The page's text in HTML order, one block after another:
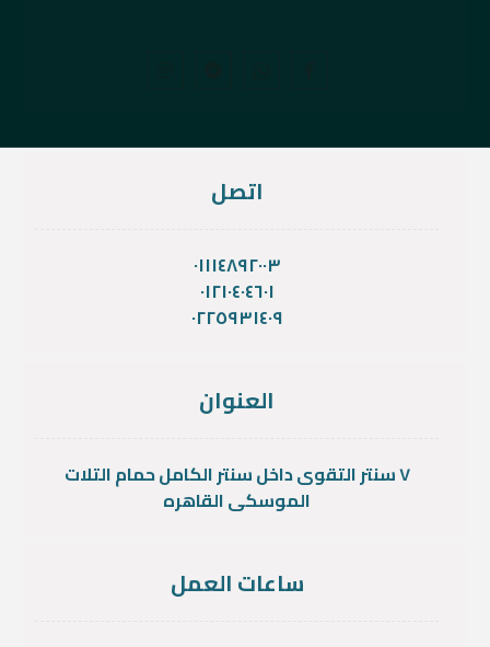
اتصل
٠١١١٤٨٩٢٠٠٣
٠١٢١٠٤٠٤٦٠١
٠٢٢٥٩٣١٤٠٩
العنوان
٧ سنتر التقوى داخل سنتر الكامل حمام التلات
الموسكى القاهره
ساعات العمل